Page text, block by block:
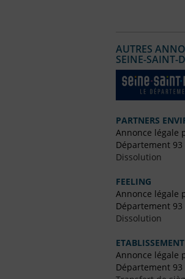
AUTRES
SEINE-SAINT-
PARTNERS
Annonce légale
Département 93
Dissolution
FEELING
Annonce légale
Département 93
Dissolution
Annonce légale
Département 93